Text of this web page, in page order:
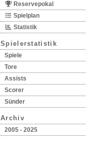
Reservepokal
Spielplan
Statistik
Spielerstatistik
Spiele
Tore
Assists
Scorer
Sünder
Archiv
2005 - 2025